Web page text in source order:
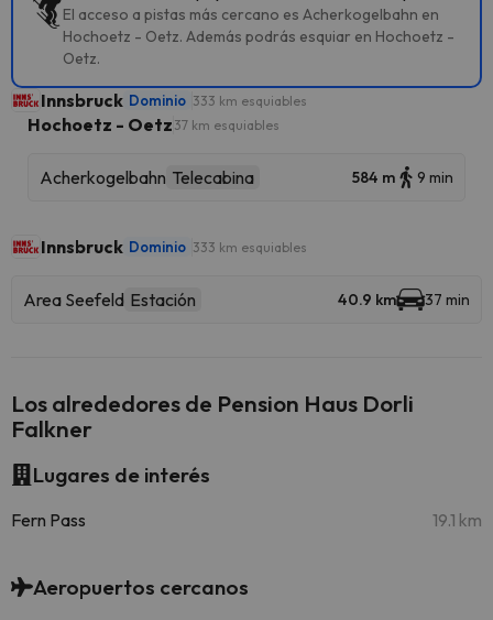
El acceso a pistas más cercano es Acherkogelbahn en
Hochoetz - Oetz. Además podrás esquiar en Hochoetz -
Oetz.
Innsbruck Dominio 333 km esquiables
Hochoetz - Oetz 37 km esquiables
Acherkogelbahn Telecabina 584 m 9 min
Innsbruck Dominio 333 km esquiables
Area Seefeld Estación 40.9 km 37 min
Los alrededores de Pension Haus Dorli
Falkner
Lugares de interés
Fern Pass 19.1 km
Aeropuertos cercanos